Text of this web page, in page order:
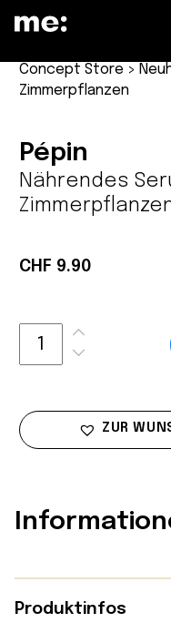
Concept Store >
Zimmerpflanzen
Pépin
Nährendes
CHF 9.90
ZUR
Produktinfos